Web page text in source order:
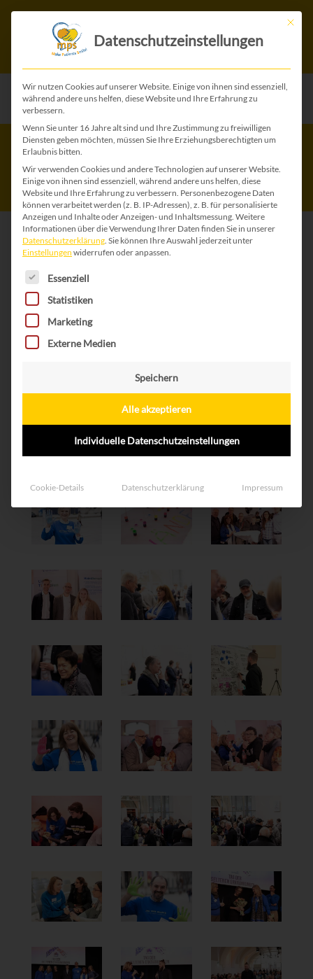
Tag der seltenen
Krankheiten 2020
Mit
Datenschutzeinstellungen
Wir nutzen Cookies auf unserer Website. Einige von ihnen sind essenziell,
während andere uns helfen, diese Website und Ihre Erfahrung zu
verbessern.
Wenn Sie unter 16 Jahre alt sind und Ihre Zustimmung zu freiwilligen
Diensten geben möchten, müssen Sie Ihre Erziehungsberechtigten um
Erlaubnis bitten.
Wir verwenden Cookies und andere Technologien auf unserer Website.
Einige von ihnen sind essenziell, während andere uns helfen, diese
Website und Ihre Erfahrung zu verbessern. Personenbezogene Daten
können verarbeitet werden (z. B. IP-Adressen), z. B. für personalisierte
Anzeigen und Inhalte oder Anzeigen- und Inhaltsmessung. Weitere
Informationen über die Verwendung Ihrer Daten finden Sie in unserer
Datenschutzerklärung. Sie können Ihre Auswahl jederzeit unter
Einstellungen widerrufen oder anpassen.
Es folgt eine Liste der Service-Gruppen, für die
Essenziell
Statistiken
Marketing
Externe Medien
Speichern
Alle akzeptieren
Individuelle Datenschutzeinstellungen
Cookie-Details Datenschutzerklärung Impressum